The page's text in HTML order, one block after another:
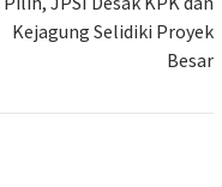
Kejagung Selidiki Proyek
Besar